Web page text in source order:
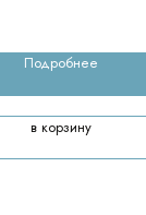
Подробнее
в корзину